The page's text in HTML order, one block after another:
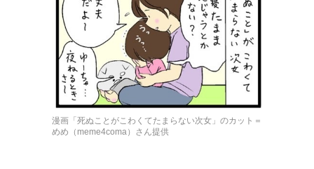
漫画「死ぬことがこわくてたまらない次女」のカット＝
めめ（meme4coma）さん提供